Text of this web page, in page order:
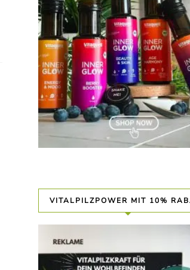
VITALPILZPOWER MIT 10%